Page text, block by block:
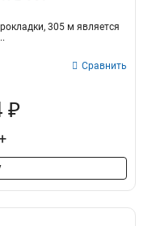
305 м является
Сравнить
₽